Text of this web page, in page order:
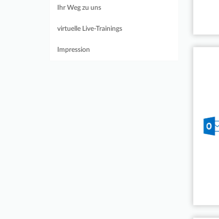
Ihr Weg zu uns
virtuelle Live-Trainings
Impression